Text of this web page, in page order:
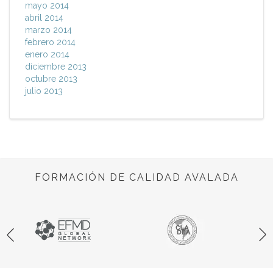
mayo 2014
abril 2014
marzo 2014
febrero 2014
enero 2014
diciembre 2013
octubre 2013
julio 2013
FORMACIÓN DE CALIDAD AVALADA